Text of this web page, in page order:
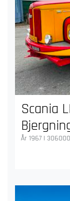
Scania
År 1967 |